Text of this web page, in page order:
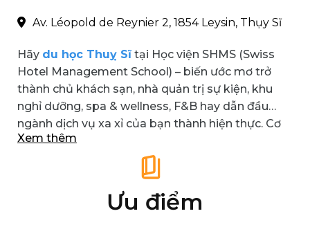
Av. Léopold de Reynier 2, 1854 Leysin, Thụy Sĩ
Hãy du học Thuỵ Sĩ tại Học viện SHMS (Swiss
Hotel Management School) – biến ước mơ trở
thành chủ khách sạn, nhà quản trị sự kiện, khu
nghỉ dưỡng, spa & wellness, F&B hay dẫn đầu
ngành dịch vụ xa xỉ của bạn thành hiện thực. Cơ
hội học bổng đến 1,3 tỷ đồng dành cho sinh viên
Xem thêm
Ưu điểm